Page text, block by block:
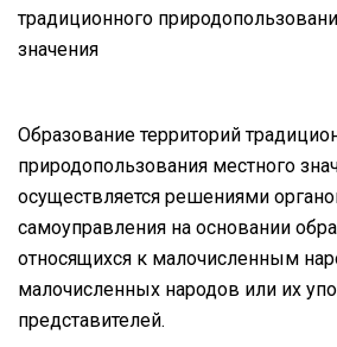
традиционного
значения
Образование территорий
природопользования местного
осуществляется решениями
самоуправления на основании
относящихся к малочисленным
малочисленных народов или их
представителей.